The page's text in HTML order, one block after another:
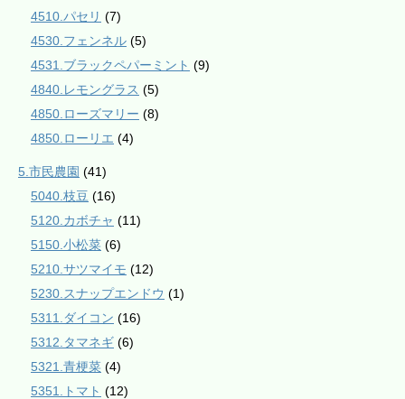
4510.パセリ (7)
4530.フェンネル (5)
4531.ブラックペパーミント (9)
4840.レモングラス (5)
4850.ローズマリー (8)
4850.ローリエ (4)
5.市民農園 (41)
5040.枝豆 (16)
5120.カボチャ (11)
5150.小松菜 (6)
5210.サツマイモ (12)
5230.スナップエンドウ (1)
5311.ダイコン (16)
5312.タマネギ (6)
5321.青梗菜 (4)
5351.トマト (12)